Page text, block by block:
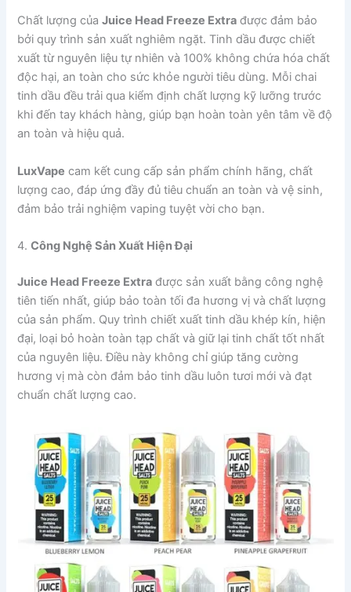
Chất lượng củaJuice Head Freeze Extra được đảm bảo
bởi quy trình sản xuất nghiêm ngặt. Tinh dầu được chiết
xuất từ nguyên liệu tự nhiên và 100% không chứa hóa chất
độc hại, an toàn cho sức khỏe người tiêu dùng. Mỗi chai
tinh dầu đều trải qua kiểm định chất lượng kỹ lưỡng trước
khi đến tay khách hàng, giúp bạn hoàn toàn yên tâm về độ
an toàn và hiệu quả.
LuxVape cam kết cung cấp sản phẩm chính hãng, chất
lượng cao, đáp ứng đầy đủ tiêu chuẩn an toàn và vệ sinh,
đảm bảo trải nghiệm vaping tuyệt vời cho bạn.
4.Công Nghệ Sản Xuất Hiện Đại
Juice Head Freeze Extra được sản xuất bằng công nghệ
tiên tiến nhất, giúp bảo toàn tối đa hương vị và chất lượng
của sản phẩm. Quy trình chiết xuất tinh dầu khép kín, hiện
đại, loại bỏ hoàn toàn tạp chất và giữ lại tinh chất tốt nhất
của nguyên liệu. Điều này không chỉ giúp tăng cường
hương vị mà còn đảm bảo tinh dầu luôn tươi mới và đạt
chuẩn chất lượng cao.